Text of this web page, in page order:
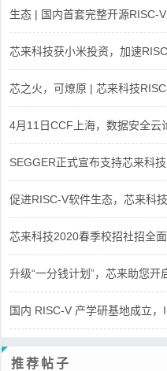
生态 | 国内首套完整开源RISC-
芯来科技获小米投资，加速
芯之火，可燎原 | 芯来科技
4月11日CCF上海，数据安全
SEGGER正式宣布支持芯来科
促进RISC-V软件生态，芯来科
芯来科技2020春季校招社招全面
升级“一分钱计划”，芯来助您开
国内 RISC-V 产学研基地成立
推荐帖子